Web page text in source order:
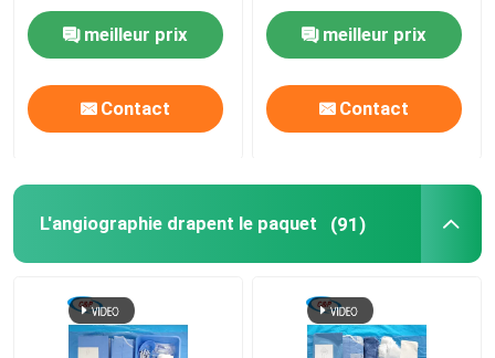
meilleur prix
Contact
meilleur prix
Contact
L'angiographie drapent le paquet (91)